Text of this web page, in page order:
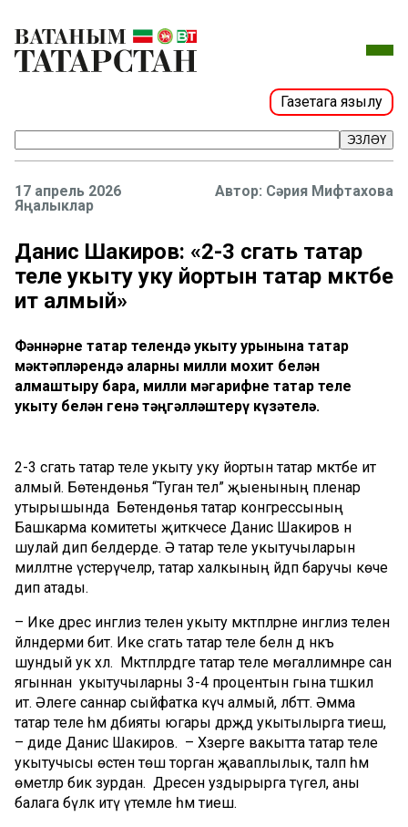
Газетага язылу
ЭЗЛӘҮ
17 апрель 2026
Яңалыклар
Сәрия Мифтахова
Данис Шакиров: «2-3 сәгать татар
теле укыту уку йортын татар мәктәбе
итә алмый»
Фәннәрне татар телендә укыту урынына татар
мәктәпләрендә аларны милли мохит белән
алмаштыру бара, милли мәгарифне татар теле
укыту белән генә тәңгәлләштерү күзәтелә.
2-3 сәгать татар теле укыту уку йортын татар мәктәбе итә
алмый. Бөтендөнья “Туган тел” җыенының пленар
утырышында Бөтендөнья татар конгрессының
Башкарма комитеты җитәкчесе Данис Шакиров әнә
шулай дип белдерде. Ә татар теле укытучыларын
милләтне үстерүчеләр, татар халкының әйдәп баручы көче
дип атады.
– Ике дәрес инглиз телен укыту мәктәпләрне инглиз теленә
әйләндерми бит. Ике сәгать татар теле белән дә нәкъ
шундый ук хәл. Мәктәпләрдәге татар теле мөгаллимнәре сан
ягыннан укытучыларны 3-4 процентын гына тәшкил
итә. Әлеге саннар сыйфатка күчә алмый, әлбәттә. Әмма
татар теле һәм әдәбияты югары дәрәҗәдә укытылырга тиеш,
– диде Данис Шакиров. – Хәзерге вакытта татар теле
укытучысы өстенә төшә торган җаваплылык, таләп һәм
өметләр бик зурдан. Дәресен уздырырга түгел, аны
балага бүләк итү үтемле һәм тиеш.